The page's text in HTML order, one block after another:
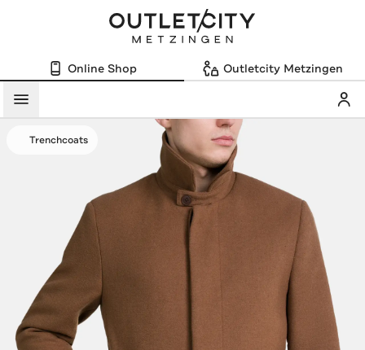
Online Shop Outletcity Metzingen
Menü
Trenchcoats